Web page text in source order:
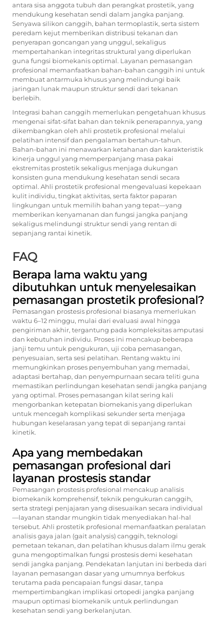
antara sisa anggota tubuh dan perangkat prostetik, yang
mendukung kesehatan sendi dalam jangka panjang.
Senyawa silikon canggih, bahan termoplastik, serta sistem
peredam kejut memberikan distribusi tekanan dan
penyerapan goncangan yang unggul, sekaligus
mempertahankan integritas struktural yang diperlukan
guna fungsi biomekanis optimal. Layanan pemasangan
profesional memanfaatkan bahan-bahan canggih ini untuk
membuat antarmuka khusus yang melindungi baik
jaringan lunak maupun struktur sendi dari tekanan
berlebih.
Integrasi bahan canggih memerlukan pengetahuan khusus
mengenai sifat-sifat bahan dan teknik penerapannya, yang
dikembangkan oleh ahli prostetik profesional melalui
pelatihan intensif dan pengalaman bertahun-tahun.
Bahan-bahan ini menawarkan ketahanan dan karakteristik
kinerja unggul yang memperpanjang masa pakai
ekstremitas prostetik sekaligus menjaga dukungan
konsisten guna mendukung kesehatan sendi secara
optimal. Ahli prostetik profesional mengevaluasi kepekaan
kulit individu, tingkat aktivitas, serta faktor paparan
lingkungan untuk memilih bahan yang tepat—yang
memberikan kenyamanan dan fungsi jangka panjang
sekaligus melindungi struktur sendi yang rentan di
sepanjang rantai kinetik.
FAQ
Berapa lama waktu yang
dibutuhkan untuk menyelesaikan
pemasangan prostetik profesional?
Pemasangan prostesis profesional biasanya memerlukan
waktu 6–12 minggu, mulai dari evaluasi awal hingga
pengiriman akhir, tergantung pada kompleksitas amputasi
dan kebutuhan individu. Proses ini mencakup beberapa
janji temu untuk pengukuran, uji coba pemasangan,
penyesuaian, serta sesi pelatihan. Rentang waktu ini
memungkinkan proses penyembuhan yang memadai,
adaptasi bertahap, dan penyempurnaan secara teliti guna
memastikan perlindungan kesehatan sendi jangka panjang
yang optimal. Proses pemasangan kilat sering kali
mengorbankan ketepatan biomekanis yang diperlukan
untuk mencegah komplikasi sekunder serta menjaga
hubungan keselarasan yang tepat di sepanjang rantai
kinetik.
Apa yang membedakan
pemasangan profesional dari
layanan prostesis standar
Pemasangan prostesis profesional mencakup analisis
biomekanik komprehensif, teknik pengukuran canggih,
serta strategi penjajaran yang disesuaikan secara individual
—layanan standar mungkin tidak menyediakan hal-hal
tersebut. Ahli prostetik profesional memanfaatkan peralatan
analisis gaya jalan (gait analysis) canggih, teknologi
pemetaan tekanan, dan pelatihan khusus dalam ilmu gerak
guna mengoptimalkan fungsi prostesis demi kesehatan
sendi jangka panjang. Pendekatan lanjutan ini berbeda dari
layanan pemasangan dasar yang umumnya berfokus
terutama pada pencapaian fungsi dasar, tanpa
mempertimbangkan implikasi ortopedi jangka panjang
maupun optimasi biomekanik untuk perlindungan
kesehatan sendi yang berkelanjutan.